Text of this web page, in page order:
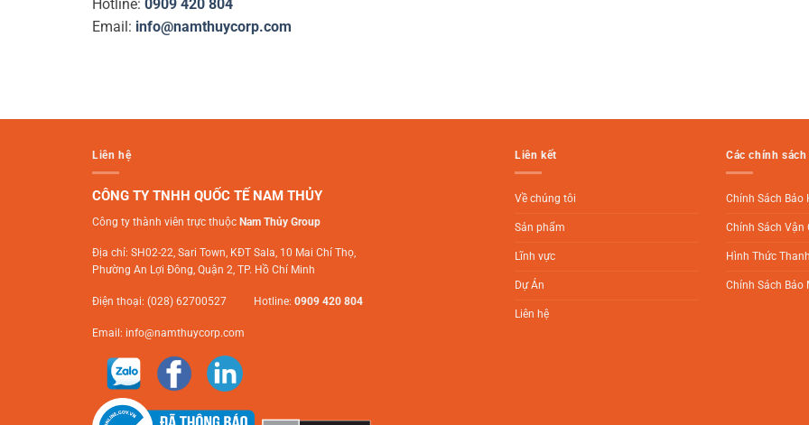
Hotline: 0909 420 804
Email: info@namthuycorp.com
Liên hệ
CÔNG TY TNHH QUỐC TẾ NAM THỦY
Công ty thành viên trực thuộc Nam Thủy Group
Địa chỉ: SH02-22, Sari Town, KĐT Sala, 10 Mai Chí Thọ,
Phường An Lợi Đông, Quận 2, TP. Hồ Chí Minh
Điện thoại: (028) 62700527 Hotline: 0909 420 804
Email: info@namthuycorp.com
Liên kết
Về chúng tôi
Sản phẩm
Lĩnh vực
Dự Án
Liên hệ
Các chính sách
Chính Sách Bảo
Chính Sách Vận
Hình Thức
Chính Sách Bảo